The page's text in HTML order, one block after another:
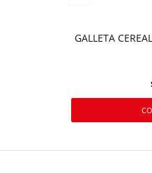
GALLETA